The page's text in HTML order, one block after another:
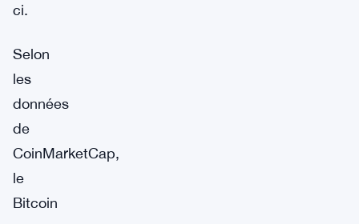
ci.
Selon
les
données
de
CoinMarketCap,
le
Bitcoin